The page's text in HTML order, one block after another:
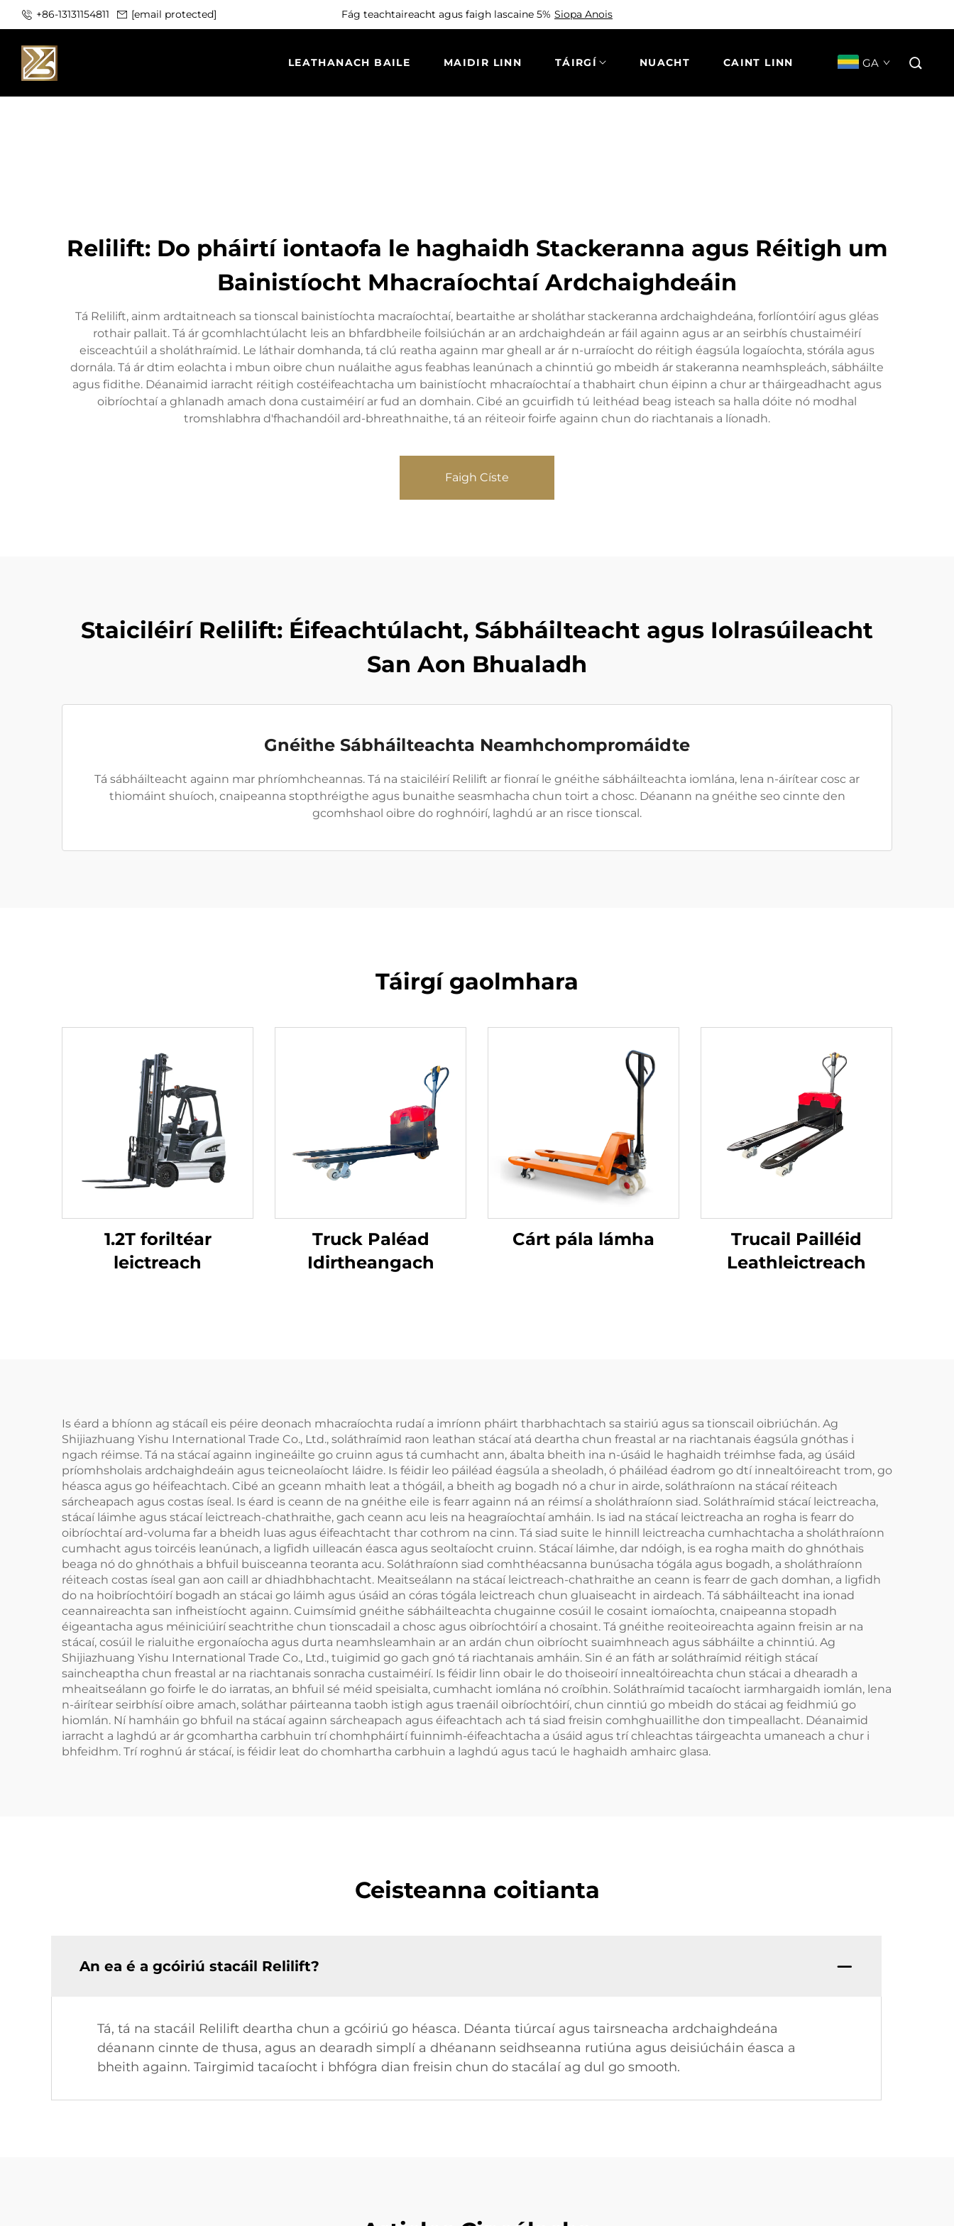
+86-13131154811 [email protected] Fág teachtaireacht agus faigh lascaine 5% Siopa Anois
LEATHANACH BAILE MAIDIR LINN TÁIRGÍ NUACHT CAINT LINN GA
Relilift: Do pháirtí iontaofa le haghaidh Stackeranna agus Réitigh um
Bainistíocht Mhacraíochtaí Ardchaighdeáin
Tá Relilift, ainm ardtaitneach sa tionscal bainistíochta macraíochtaí, beartaithe ar sholáthar stackeranna ardchaighdeána, forlíontóirí agus gléas
rothair pallait. Tá ár gcomhlachtúlacht leis an bhfardbheile foilsiúchán ar an ardchaighdeán ar fáil againn agus ar an seirbhís chustaiméirí
eisceachtúil a sholáthraímid. Le láthair domhanda, tá clú reatha againn mar gheall ar ár n-urraíocht do réitigh éagsúla logaíochta, stórála agus
dornála. Tá ár dtim eolachta i mbun oibre chun nuálaithe agus feabhas leanúnach a chinntiú go mbeidh ár stakeranna neamhspleách, sábháilte
agus fidithe. Déanaimid iarracht réitigh costéifeachtacha um bainistíocht mhacraíochtaí a thabhairt chun éipinn a chur ar tháirgeadhacht agus
oibríochtaí a ghlanadh amach dona custaiméirí ar fud an domhain. Cibé an gcuirfidh tú leithéad beag isteach sa halla dóite nó modhal
tromshlabhra d'fhachandóil ard-bhreathnaithe, tá an réiteoir foirfe againn chun do riachtanais a líonadh.
Faigh Císte
Staiciléirí Relilift: Éifeachtúlacht, Sábháilteacht agus Iolrasúileacht
San Aon Bhualadh
Gnéithe Sábháilteachta Neamhchompromáidte
Tá sábháilteacht againn mar phríomhcheannas. Tá na staiciléirí Relilift ar fionraí le gnéithe sábháilteachta iomlána, lena n-áirítear cosc ar
thiomáint shuíoch, cnaipeanna stopthréigthe agus bunaithe seasmhacha chun toirt a chosc. Déanann na gnéithe seo cinnte den
gcomhshaol oibre do roghnóirí, laghdú ar an risce tionscal.
Táirgí gaolmhara
1.2T foriltéar
leictreach
Truck Paléad
Idirtheangach
Cárt pála lámha
Trucail Pailléid
Leathleictreach
Is éard a bhíonn ag stácaíl eis péire deonach mhacraíochta rudaí a imríonn pháirt tharbhachtach sa stairiú agus sa tionscail oibriúchán. Ag
Shijiazhuang Yishu International Trade Co., Ltd., soláthraímid raon leathan stácaí atá deartha chun freastal ar na riachtanais éagsúla gnóthas i
ngach réimse. Tá na stácaí againn ingineáilte go cruinn agus tá cumhacht ann, ábalta bheith ina n-úsáid le haghaidh tréimhse fada, ag úsáid
príomhsholais ardchaighdeáin agus teicneolaíocht láidre. Is féidir leo páiléad éagsúla a sheoladh, ó pháiléad éadrom go dtí innealtóireacht trom, go
héasca agus go héifeachtach. Cibé an gceann mhaith leat a thógáil, a bheith ag bogadh nó a chur in airde, soláthraíonn na stácaí réiteach
sárcheapach agus costas íseal. Is éard is ceann de na gnéithe eile is fearr againn ná an réimsí a sholáthraíonn siad. Soláthraímid stácaí leictreacha,
stácaí láimhe agus stácaí leictreach-chathraithe, gach ceann acu leis na heagraíochtaí amháin. Is iad na stácaí leictreacha an rogha is fearr do
oibríochtaí ard-voluma far a bheidh luas agus éifeachtacht thar cothrom na cinn. Tá siad suite le hinnill leictreacha cumhachtacha a sholáthraíonn
cumhacht agus toircéis leanúnach, a ligfidh uilleacán éasca agus seoltaíocht cruinn. Stácaí láimhe, dar ndóigh, is ea rogha maith do ghnóthais
beaga nó do ghnóthais a bhfuil buisceanna teoranta acu. Soláthraíonn siad comhthéacsanna bunúsacha tógála agus bogadh, a sholáthraíonn
réiteach costas íseal gan aon caill ar dhiadhbhachtacht. Meaitseálann na stácaí leictreach-chathraithe an ceann is fearr de gach domhan, a ligfidh
do na hoibríochtóirí bogadh an stácai go láimh agus úsáid an córas tógála leictreach chun gluaiseacht in airdeach. Tá sábháilteacht ina ionad
ceannaireachta san infheistíocht againn. Cuimsímid gnéithe sábháilteachta chugainne cosúil le cosaint iomaíochta, cnaipeanna stopadh
éigeantacha agus méiniciúirí seachtrithe chun tionscadail a chosc agus oibríochtóirí a chosaint. Tá gnéithe reoiteoireachta againn freisin ar na
stácaí, cosúil le rialuithe ergonaíocha agus durta neamhsleamhain ar an ardán chun oibríocht suaimhneach agus sábháilte a chinntiú. Ag
Shijiazhuang Yishu International Trade Co., Ltd., tuigimid go gach gnó tá riachtanais amháin. Sin é an fáth ar soláthraímid réitigh stácaí
saincheaptha chun freastal ar na riachtanais sonracha custaiméirí. Is féidir linn obair le do thoiseoirí innealtóireachta chun stácai a dhearadh a
mheaitseálann go foirfe le do iarratas, an bhfuil sé méid speisialta, cumhacht iomlána nó croíbhin. Soláthraímid tacaíocht iarmhargaidh iomlán, lena
n-áirítear seirbhísí oibre amach, soláthar páirteanna taobh istigh agus traenáil oibríochtóirí, chun cinntiú go mbeidh do stácai ag feidhmiú go
hiomlán. Ní hamháin go bhfuil na stácaí againn sárcheapach agus éifeachtach ach tá siad freisin comhghuaillithe don timpeallacht. Déanaimid
iarracht a laghdú ar ár gcomhartha carbhuin trí chomhpháirtí fuinnimh-éifeachtacha a úsáid agus trí chleachtas táirgeachta umaneach a chur i
bhfeidhm. Trí roghnú ár stácaí, is féidir leat do chomhartha carbhuin a laghdú agus tacú le haghaidh amhairc glasa.
Ceisteanna coitianta
An ea é a gcóiriú stacáil Relilift?
Tá, tá na stacáil Relilift deartha chun a gcóiriú go héasca. Déanta tiúrcaí agus tairsneacha ardchaighdeána
déanann cinnte de thusa, agus an dearadh simplí a dhéanann seidhseanna rutiúna agus deisiúcháin éasca a
bheith againn. Tairgimid tacaíocht i bhfógra dian freisin chun do stacálaí ag dul go smooth.